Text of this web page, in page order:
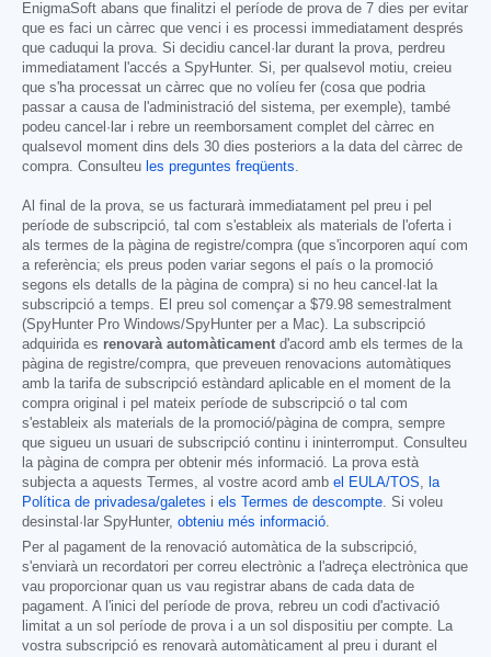
EnigmaSoft abans que finalitzi el període de prova de 7 dies per evitar
que es faci un càrrec que venci i es processi immediatament després
que caduqui la prova. Si decidiu cancel·lar durant la prova, perdreu
immediatament l'accés a SpyHunter. Si, per qualsevol motiu, creieu
que s'ha processat un càrrec que no volíeu fer (cosa que podria
passar a causa de l'administració del sistema, per exemple), també
podeu cancel·lar i rebre un reemborsament complet del càrrec en
qualsevol moment dins dels 30 dies posteriors a la data del càrrec de
compra. Consulteu les preguntes freqüents.
Al final de la prova, se us facturarà immediatament pel preu i pel
període de subscripció, tal com s'estableix als materials de l'oferta i
als termes de la pàgina de registre/compra (que s'incorporen aquí com
a referència; els preus poden variar segons el país o la promoció
segons els detalls de la pàgina de compra) si no heu cancel·lat la
subscripció a temps. El preu sol començar a $79.98 semestralment
(SpyHunter Pro Windows/SpyHunter per a Mac). La subscripció
adquirida es renovarà automàticament d'acord amb els termes de la
pàgina de registre/compra, que preveuen renovacions automàtiques
amb la tarifa de subscripció estàndard aplicable en el moment de la
compra original i pel mateix període de subscripció o tal com
s'estableix als materials de la promoció/pàgina de compra, sempre
que sigueu un usuari de subscripció continu i ininterromput. Consulteu
la pàgina de compra per obtenir més informació. La prova està
subjecta a aquests Termes, al vostre acord amb el EULA/TOS, la
Política de privadesa/galetes i els Termes de descompte. Si voleu
desinstal·lar SpyHunter, obteniu més informació.
Per al pagament de la renovació automàtica de la subscripció,
s'enviarà un recordatori per correu electrònic a l'adreça electrònica que
vau proporcionar quan us vau registrar abans de cada data de
pagament. A l'inici del període de prova, rebreu un codi d'activació
limitat a un sol període de prova i a un sol dispositiu per compte. La
vostra subscripció es renovarà automàticament al preu i durant el